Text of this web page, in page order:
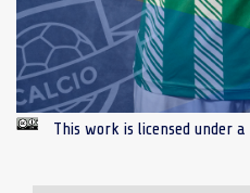
This work is licensed under a